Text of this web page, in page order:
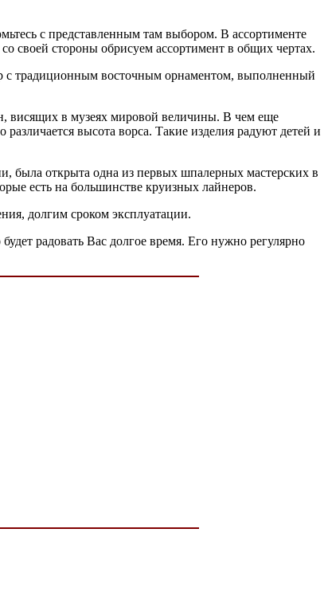
с представленным там выбором. В ассортименте
своей стороны обрисуем ассортимент в общих чертах.
с традиционным восточным орнаментом, выполненный
висящих в музеях мировой величины. В чем еще
высота ворса. Такие изделия радуют детей и
была открыта одна из первых шпалерных мастерских в
есть на большинстве круизных лайнеров.
долгим сроком эксплуатации.
радовать Вас долгое время. Его нужно регулярно